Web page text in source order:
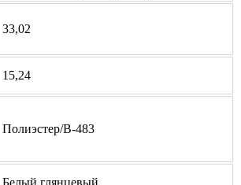
33,02
15,24
Полиэстер/В-483